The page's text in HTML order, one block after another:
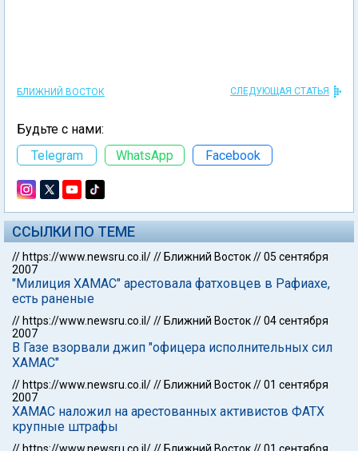
БЛИЖНИЙ ВОСТОК СЛЕДУЮЩАЯ СТАТЬЯ
Будьте с нами:
Telegram
WhatsApp Facebook
ССЫЛКИ ПО ТЕМЕ
// https://www.newsru.co.il/// Ближний Восток//05 сентября
2007
"Милиция ХАМАС" арестовала фатховцев в Рафиахе,
есть раненые
// https://www.newsru.co.il/// Ближний Восток//04 сентября
2007
В Газе взорвали джип "офицера исполнительных сил
ХАМАС"
// https://www.newsru.co.il/// Ближний Восток//01 сентября
2007
ХАМАС наложил на арестованных активистов ФАТХ
крупные штрафы